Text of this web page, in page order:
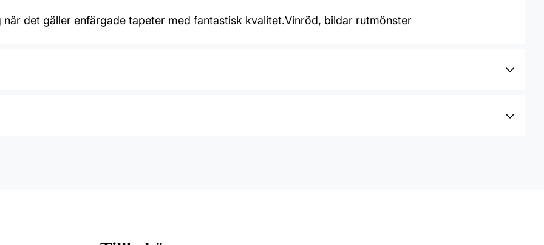
det gäller enfärgade tapeter med fantastisk kvalitet.Vinröd, bildar rutmönster